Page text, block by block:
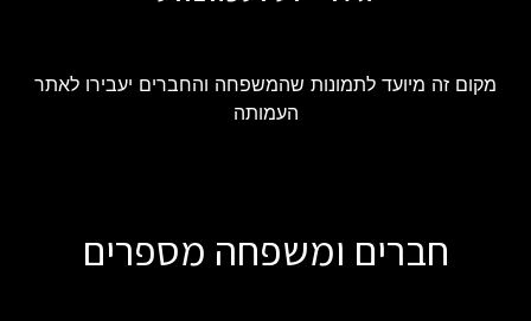
מקום זה מיועד לתמונות שהמשפחה והחברים יעבירו לאתר
העמותה
חברים ומשפחה מספרים